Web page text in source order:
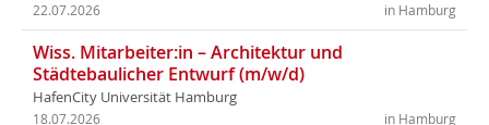
in Hamburg
22.07.2026
Wiss. Mitarbeiter:in – Architektur und
Städtebaulicher Entwurf (m/w/d)
HafenCity Universität Hamburg
in Hamburg
18.07.2026